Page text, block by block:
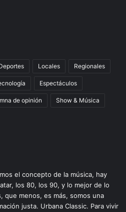
Locales Regionales
Espectáculos
de opinión Show & Música
el concepto de la música, hay
los 80, los 90, y lo mejor de lo
que menos, es más, somos una
justa. Urbana Classic. Para vivir